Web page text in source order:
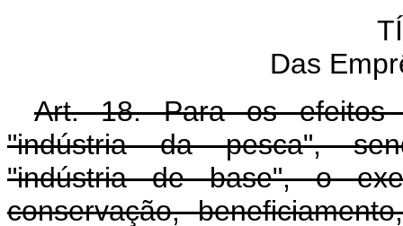
Das
Art. 18. Para os efeitos
"indústria da pesca",
"indústria de base", o
conservação,